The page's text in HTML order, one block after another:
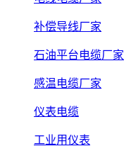
补偿导线厂家
石油平台电缆厂家
感温电缆厂家
仪表电缆
工业用仪表